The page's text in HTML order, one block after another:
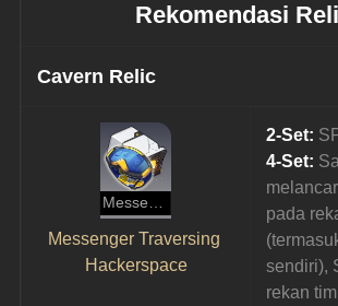
Rekomendasi
Cavern Relic
Messenger Traversing Hackerspace
Messenger Traversing
Hackerspace
2-Set:
4-Set:
pada
sendiri),
rekan